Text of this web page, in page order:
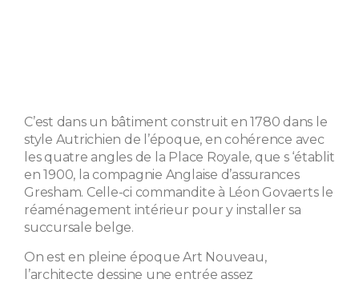
C’est dans un bâtiment construit en 1780 dans le
style Autrichien de l’époque, en cohérence avec
les quatre angles de la Place Royale, que s ‘établit
en 1900, la compagnie Anglaise d’assurances
Gresham. Celle-ci commandite à Léon Govaerts le
réaménagement intérieur pour y installer sa
succursale belge.
On est en pleine époque Art Nouveau,
l’architecte dessine une entrée assez